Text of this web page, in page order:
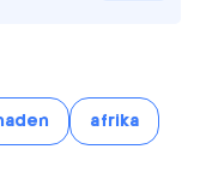
afrika